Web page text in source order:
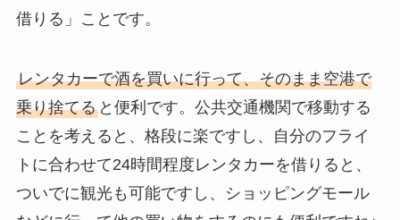
借りる」ことです。
レンタカーで酒を買いに行って、そのまま空港で
乗り捨てると便利です。公共交通機関で移動する
ことを考えると、格段に楽ですし、自分のフライ
トに合わせて24時間程度レンタカーを借りると、
ついでに観光も可能ですし、ショッピングモール